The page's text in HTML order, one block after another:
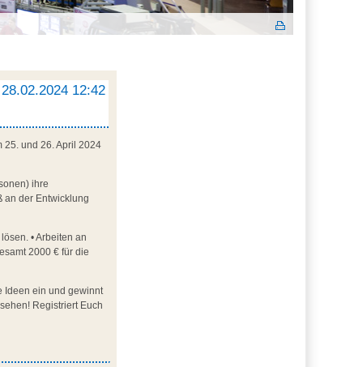
28.02.2024 12:42
25. und 26. April 2024
ihre
an der Entwicklung
• Arbeiten an
2000 € für die
Ideen ein und gewinnt
Registriert Euch